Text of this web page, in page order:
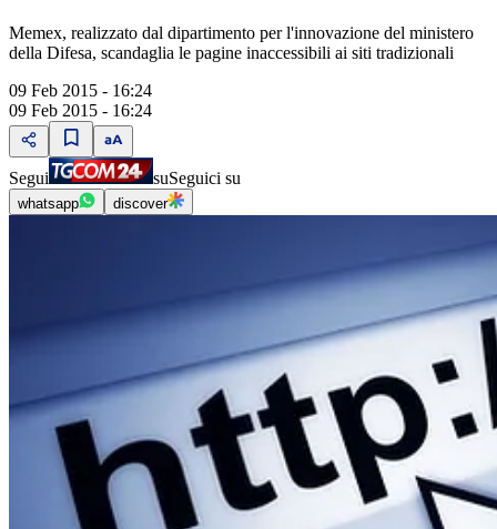
Memex, realizzato dal dipartimento per l'innovazione del ministero
della Difesa, scandaglia le pagine inaccessibili ai siti tradizionali
09 Feb 2015 - 16:24
09 Feb 2015 - 16:24
Segui suSeguici su
whatsapp discover